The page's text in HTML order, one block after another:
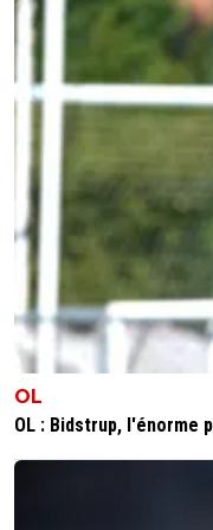
OL
OL : Bidstrup, l'énorme